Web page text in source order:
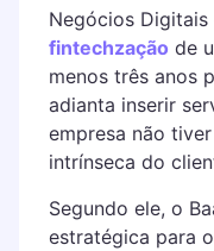
Negócios
fintechzação de
menos três anos
adianta inserir
empresa não
intrínseca do
Segundo ele, o
estratégica para